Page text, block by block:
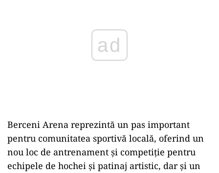
Berceni Arena reprezintă un pas important
pentru comunitatea sportivă locală, oferind un
nou loc de antrenament și competiție pentru
echipele de hochei și patinaj artistic, dar și un